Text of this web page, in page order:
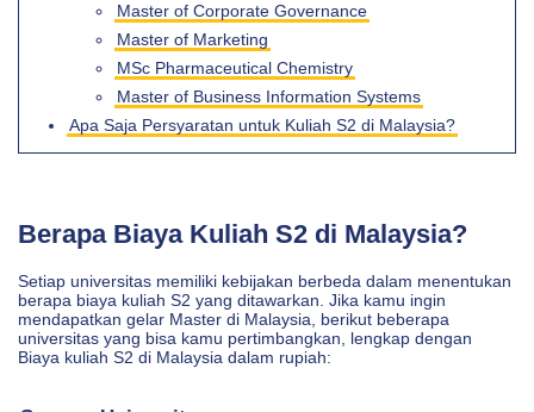
Master of Corporate Governance
Master of Marketing
MSc Pharmaceutical Chemistry
Master of Business Information Systems
Apa Saja Persyaratan untuk Kuliah S2 di Malaysia?
Berapa Biaya Kuliah S2 di Malaysia?
Setiap universitas memiliki kebijakan berbeda dalam menentukan
berapa biaya kuliah S2 yang ditawarkan. Jika kamu ingin
mendapatkan gelar Master di Malaysia, berikut beberapa
universitas yang bisa kamu pertimbangkan, lengkap dengan
Biaya kuliah S2 di Malaysia dalam rupiah: